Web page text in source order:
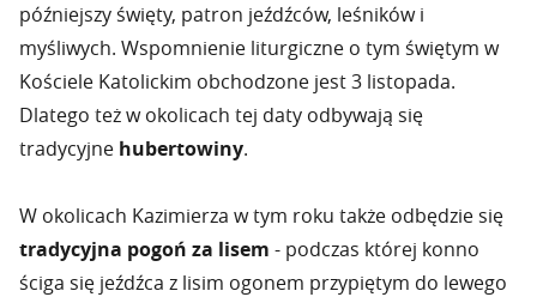
późniejszy święty, patron jeźdźców, leśników i
myśliwych. Wspomnienie liturgiczne o tym świętym w
Kościele Katolickim obchodzone jest 3 listopada.
Dlatego też w okolicach tej daty odbywają się
tradycyjne hubertowiny.
W okolicach Kazimierza w tym roku także odbędzie się
tradycyjna pogoń za lisem - podczas której konno
ściga się jeźdźca z lisim ogonem przypiętym do lewego